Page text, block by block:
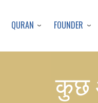
QURAN FOUNDER
कुछ